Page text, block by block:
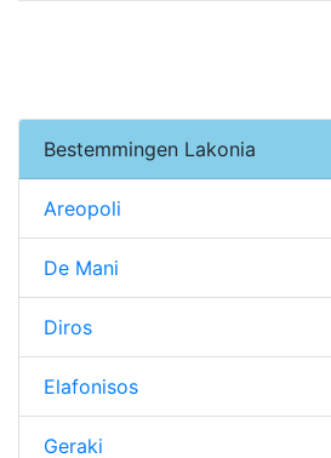
Bestemmingen Lakonia
Areopoli
De Mani
Diros
Elafonisos
Geraki